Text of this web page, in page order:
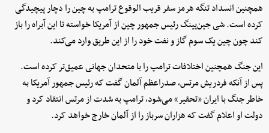
همچنین انسداد تنگه هرمز سفر قریب الوقوع ترامپ به چین را دچار پیچیدگی
کرده است. شی جین‌پینگ رئیس جمهور چین از آمریکا خواسته تا این آبراه را باز
کند چون چین یک سوم گاز و نفت خود را از این طریق وارد می‌کند.
این جنگ همچنین اختلافات ترامپ را با متحدان جهانی عمیق‌تر کرده است.
پس از آنکه فردریش مرتس، صدراعظم آلمان گفت که رئیس جمهور آمریکا به
خاطر جنگ با ایران «تحقیر» می‌شود، ترامپ به شدت از مرتس انتقاد کرد و
دولت او اعلام گفت که هزاران سرباز را از آلمان خارج خواهد کرد.